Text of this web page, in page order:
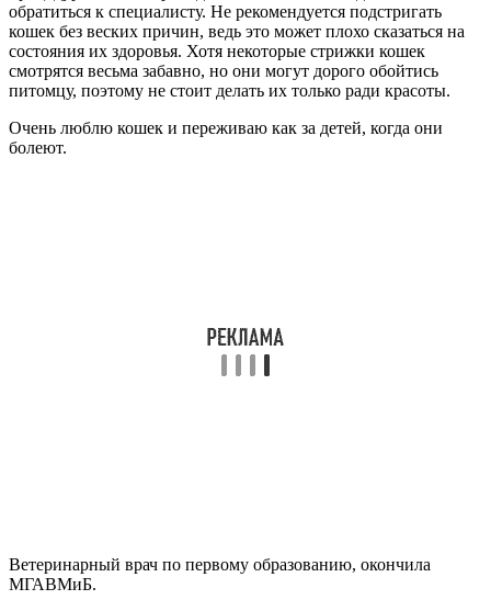
обратиться к специалисту. Не рекомендуется подстригать
кошек без веских причин, ведь это может плохо сказаться на
состояния их здоровья. Хотя некоторые стрижки кошек
смотрятся весьма забавно, но они могут дорого обойтись
питомцу, поэтому не стоит делать их только ради красоты.
Очень люблю кошек и переживаю как за детей, когда они
болеют.
Ветеринарный врач по первому образованию, окончила
МГАВМиБ.